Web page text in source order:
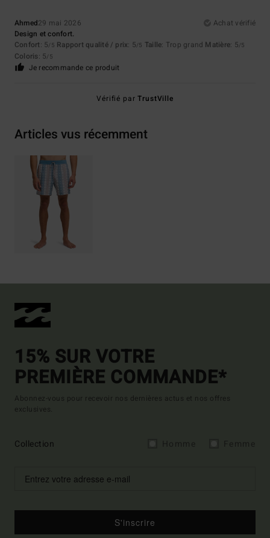
Ahmed29 mai 2026
Achat vérifié
Design et confort.
Confort: 5/5 Rapport qualité / prix: 5/5 Taille: Trop grand Matière: 5/5
Coloris: 5/5
Je recommande ce produit
Vérifié parTrustVille
Articles vus récemment
15% SUR VOTRE
PREMIÈRE COMMANDE*
Abonnez-vous pour recevoir nos dernières actus et nos offres
exclusives.
Collection
S'inscrire